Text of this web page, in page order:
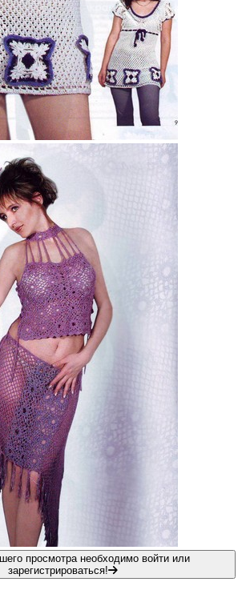
войти или
зарегистрироваться!